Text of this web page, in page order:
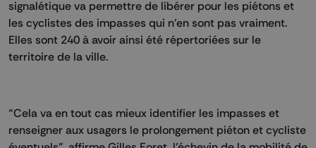
signalétique va permettre de libérer pour les piétons et
les cyclistes des impasses qui n’en sont pas vraiment.
Elles sont 240 à avoir ainsi été répertoriées sur le
territoire de la ville.
“Cela va en tout cas mieux identifier les impasses et
renseigner aux usagers le prolongement piéton et cycliste